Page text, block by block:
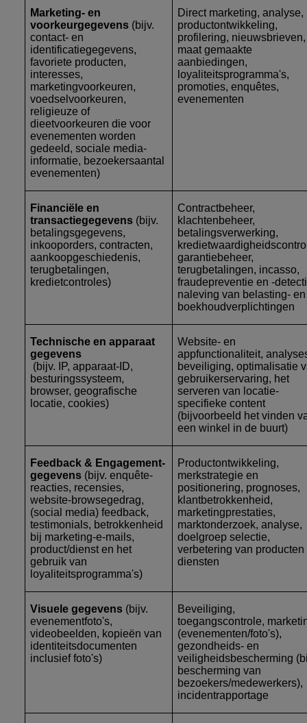
Marketing- en
voorkeurgegevens (bijv.
contact- en
identificatiegegevens,
favoriete producten,
interesses,
marketingvoorkeuren,
voedselvoorkeuren,
religieuze of
dieetvoorkeuren die voor
evenementen worden
gedeeld, sociale media-
informatie, bezoekersaantal
evenementen)
Direct marketing, analyse,
productontwikkeling,
profilering,
maat gemaakte
aanbiedingen,
loyaliteitsprogramma's,
promoties, enquêtes,
evenementen
Financiële en
transactiegegevens (bijv.
betalingsgegevens,
inkooporders, contracten,
aankoopgeschiedenis,
terugbetalingen,
kredietcontroles)
Contractbeheer,
klachtenbeheer,
betalingsverwerking,
garantiebeheer,
terugbetalingen, incasso,
fraudepreventie en -
naleving van belasting- en
boekhoudverplichtingen
Technische en apparaat
gegevens
(bijv. IP, apparaat-ID,
besturingssysteem,
browser, geografische
locatie, cookies)
Website- en
appfunctionaliteit,
beveiliging, optimalisatie
gebruikerservaring, het
serveren van locatie-
specifieke content
(bijvoorbeeld het vinden
een winkel in de buurt)
Feedback & Engagement-
gegevens (bijv. enquête-
reacties, recensies,
website-browsegedrag,
(social media) feedback,
testimonials, betrokkenheid
bij marketing-e-mails,
product/dienst en het
gebruik van
loyaliteitsprogramma's)
Productontwikkeling,
merkstrategie en
positionering, prognoses,
klantbetrokkenheid,
marketingprestaties,
marktonderzoek, analyse,
doelgroep selectie,
verbetering van producten
diensten
Visuele gegevens (bijv.
evenementfoto's,
videobeelden, kopieën van
identiteitsdocumenten
inclusief foto's)
Beveiliging,
toegangscontrole,
(evenementen/foto's),
gezondheids- en
veiligheidsbescherming
bescherming van
bezoekers/medewerkers),
incidentrapportage